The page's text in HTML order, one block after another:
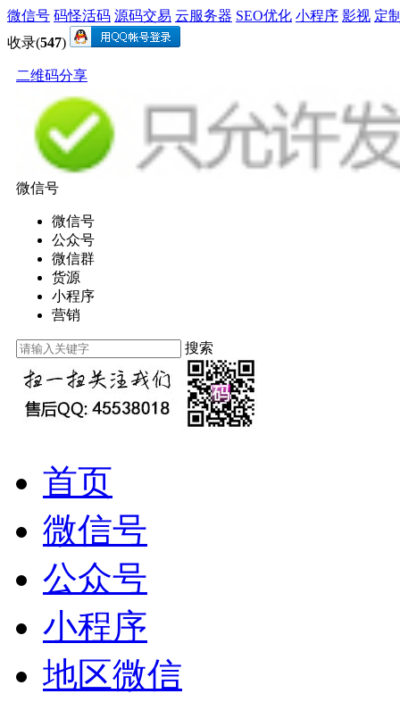
微信号 码怪活码 源码交易 云服务器 SEO优化 小程序 影视 定
收录(547)
二维码分享
微信号
微信号
公众号
微信群
货源
小程序
营销
搜索
首页
微信号
公众号
小程序
地区微信